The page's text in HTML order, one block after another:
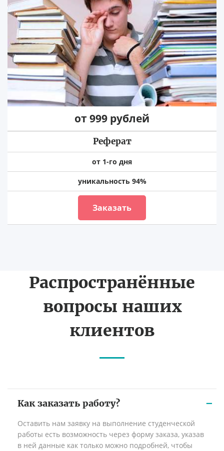
от 999 рублей
Реферат
от 1-го дня
уникальность 94%
Заказать
Распространённые
вопросы наших
клиентов
Как заказать работу?
Оставить нам заявку на выполнение студенческой
работы есть возможность через форму заказа, указав
в ней данные как только можно подробней, чтобы